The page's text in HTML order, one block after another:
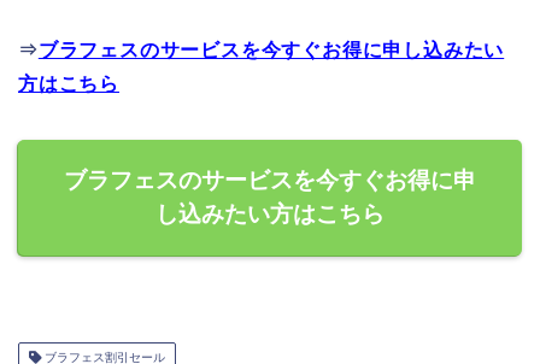
⇒ブラフェスのサービスを今すぐお得に申し込みたい
方はこちら
ブラフェスのサービスを今すぐお得に申
し込みたい方はこちら
ブラフェス割引セール